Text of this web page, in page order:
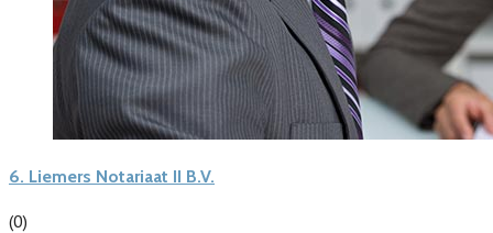
6. Liemers Notariaat II B.V.
(0)